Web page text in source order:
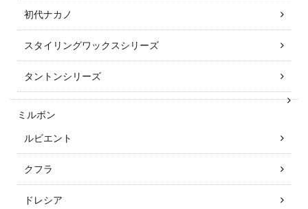
初代ナカノ
スタイリングワックスシリーズ
タントンシリーズ
ミルボン
ルビエント
クフラ
ドレシア